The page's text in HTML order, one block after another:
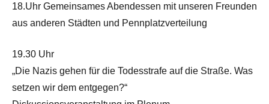
18.Uhr Gemeinsames Abendessen mit unseren Freunden
aus anderen Städten und Pennplatzverteilung
19.30 Uhr
„Die Nazis gehen für die Todesstrafe auf die Straße. Was
setzen wir dem entgegen?“